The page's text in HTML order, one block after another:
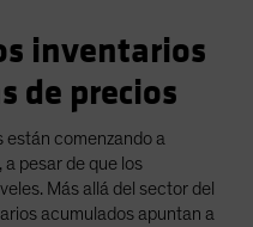
inventarios
de precios
están comenzando a
pesar de que los
Más allá del sector del
acumulados apuntan a